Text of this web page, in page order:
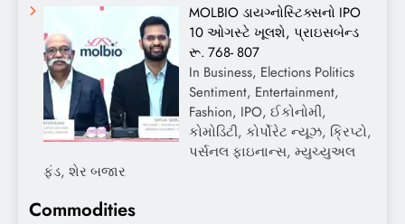
MOLBIO ડાયગ્નોસ્ટિક્સનો IPO
10 ઓગસ્ટે ખૂલશે, પ્રાઇસબેન્ડ
રૂ. 768- 807
In Business, Elections Politics
Sentiment, Entertainment,
Fashion, IPO, ઈકોનોમી,
કોમોડિટી, કોર્પોરેટ ન્યૂઝ, ક્રિપ્ટો,
પર્સનલ ફાઇનાન્સ, મ્યુચ્યુઅલ
ફંડ, શેર બજાર
Commodities